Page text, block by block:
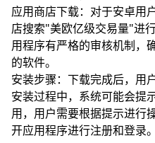
应用商店下载：对于安卓用
店搜索"美欧亿级交易量"进
用程序有严格的审核机制，
的软件。
安装步骤：下载完成后，用
安装过程中，系统可能会提
用，用户需要根据提示进行
开应用程序进行注册和登录。